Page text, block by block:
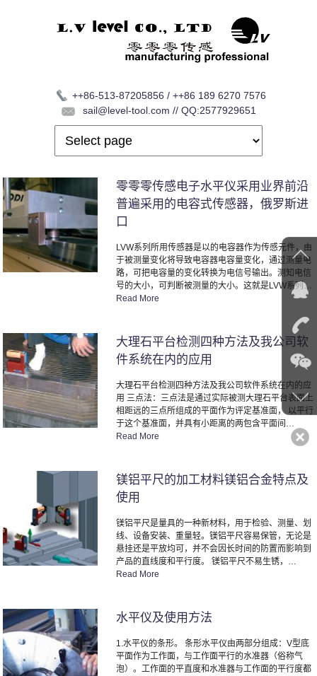
++86-513-87205856 / ++86 189 6270 7576
sail@level-tool.com // QQ:2577929651
零零零传感电子水平仪采用业界前沿
普遍采用的电容式传感器，俄罗斯进
口
LVW系列所用传感器是以的电容器作为传感元件，由
于被测量变化将导致电容器电容量变化，通过测量电
路，可把电容量的变化转换为电信号输出。测知电信
号的大小，可判断被测量的大小。这就是LVW系列…
Read More
大理石平台检测四种方法及我公司软
件系统在内的应用
大理石平台检测四种方法及我公司软件系统在内的应
用 三点法：三点法是通过实际被测大理石平台表面上
相距远的三点所组成的平面作为评定基准面， 以平行
于这个基准面，并具有小距离的两包含平面间…
Read More
镁铝平尺的加工材料镁铝合金特点及
使用
镁铝平尺是量具的一种新材料，用于检验、测量、划
线、设备安装、重量轻。镁铝平尺容易保管，无论是
悬挂还是平放均可，并不会因长时间的防置而影响到
产品的直线度和平行度。 镁铝平尺不易生锈，…
Read More
水平仪及使用方法
1.水平仪的条形。 条形水平仪由两部分组成：V型底
平面作为工作面，与工作面平行的水准器（俗称气
泡）。工作面的平直度和水准器与工作面的平行度都